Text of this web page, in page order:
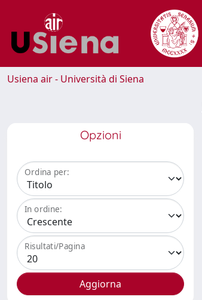
Usiena air - Università di Siena
Opzioni
Ordina per:
In ordine:
Risultati/Pagina